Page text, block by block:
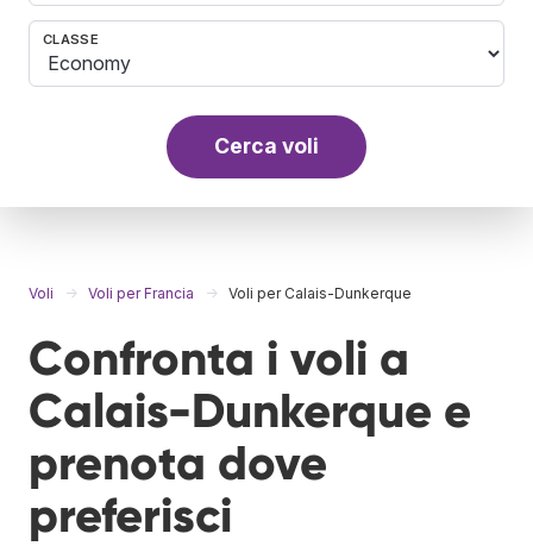
CLASSE
Cerca voli
Voli Voli per Francia Voli per Calais-Dunkerque
Confronta i voli a
Calais-Dunkerque e
prenota dove
preferisci